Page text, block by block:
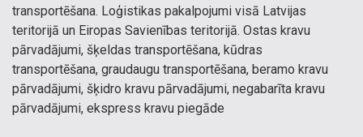
transportēšana. Loģistikas pakalpojumi visā Latvijas
teritorijā un Eiropas Savienības teritorijā. Ostas kravu
pārvadājumi, šķeldas transportēšana, kūdras
transportēšana, graudaugu transportēšana, beramo kravu
pārvadājumi, šķidro kravu pārvadājumi, negabarīta kravu
pārvadājumi, ekspress kravu piegāde